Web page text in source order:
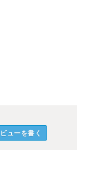
ューを書く